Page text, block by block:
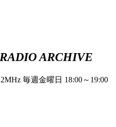
RADIO ARCHIVE